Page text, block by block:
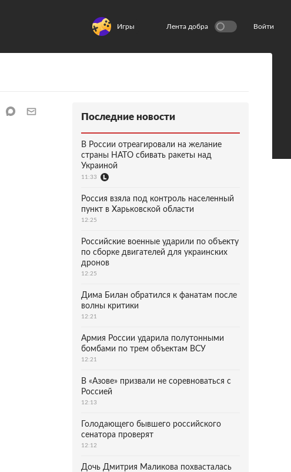
Игры Лента добра Войти
Последние новости
В России отреагировали на желание
страны НАТО сбивать ракеты над
Украиной
11:33
Россия взяла под контроль населенный
пункт в Харьковской области
12:25
Российские военные ударили по объекту
по сборке двигателей для украинских
дронов
12:25
Дима Билан обратился к фанатам после
волны критики
12:21
Армия России ударила полутонными
бомбами по трем объектам ВСУ
12:21
В «Азове» призвали не соревноваться с
Россией
12:13
Голодающего бывшего российского
сенатора проверят
12:12
Дочь Дмитрия Маликова похвасталась